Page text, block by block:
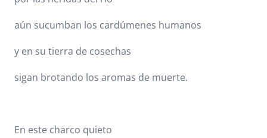
aún sucumban los cardúmenes humanos
y en su tierra de cosechas
sigan brotando los aromas de muerte.
En este charco quieto